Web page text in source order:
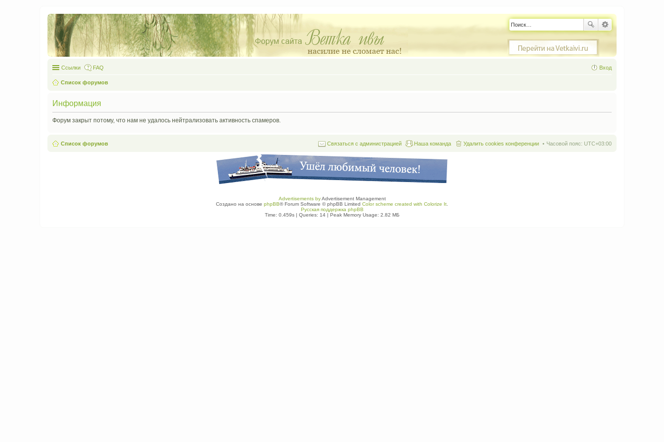
Ссылки FAQ Вход
Список форумов
Информация
Форум закрыт потому, что нам не удалось нейтрализовать активность спамеров.
Список форумов Часовой пояс: UTC+03:00
Удалить cookies конференции
Наша команда
Связаться с администрацией
Advertisements byAdvertisement Management
Создано на основе phpBB® Forum Software © phpBB Limited Color scheme created with Colorize It
Русская поддержка phpBB
Time: 0.459s| Queries: 14| Peak Memory Usage: 2.82 МБ